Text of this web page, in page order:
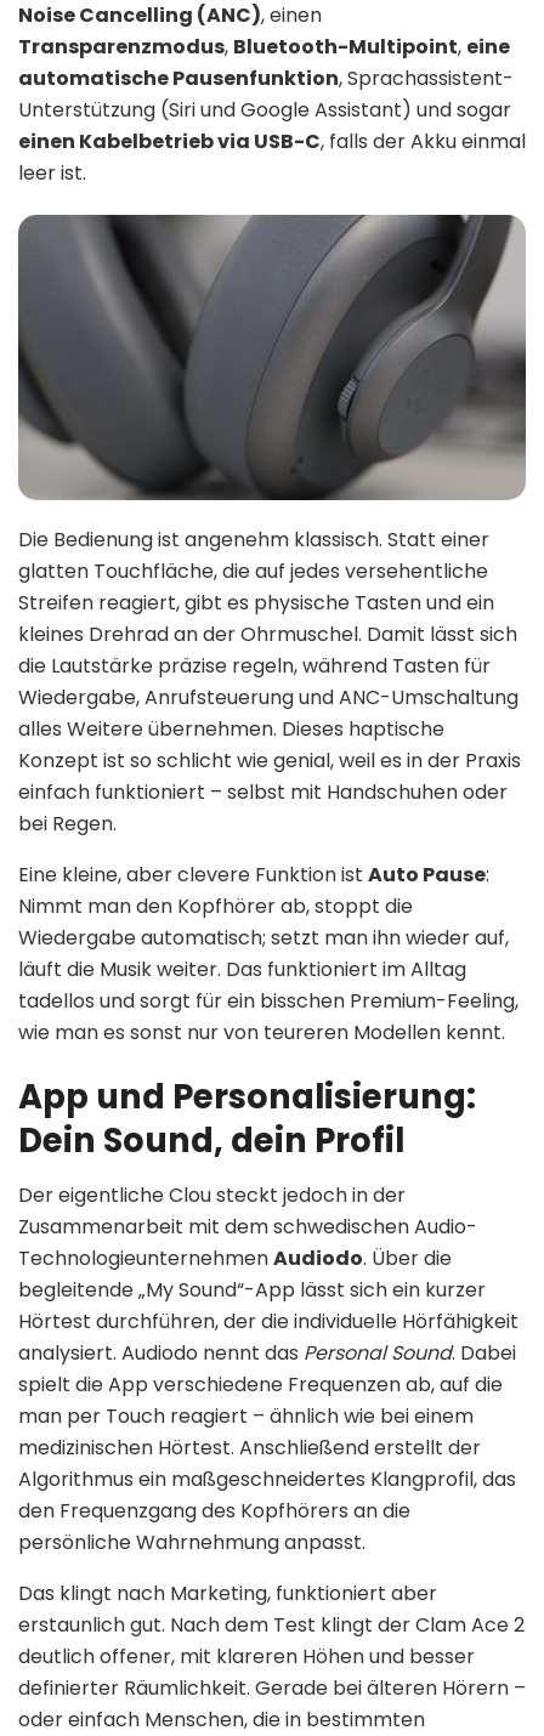
Noise Cancelling (ANC), einen
Transparenzmodus, Bluetooth-Multipoint, eine
automatische Pausenfunktion, Sprachassistent-
Unterstützung (Siri und Google Assistant) und sogar
einen Kabelbetrieb via USB-C, falls der Akku einmal
leer ist.
Die Bedienung ist angenehm klassisch. Statt einer
glatten Touchfläche, die auf jedes versehentliche
Streifen reagiert, gibt es physische Tasten und ein
kleines Drehrad an der Ohrmuschel. Damit lässt sich
die Lautstärke präzise regeln, während Tasten für
Wiedergabe, Anrufsteuerung und ANC-Umschaltung
alles Weitere übernehmen. Dieses haptische
Konzept ist so schlicht wie genial, weil es in der Praxis
einfach funktioniert – selbst mit Handschuhen oder
bei Regen.
Eine kleine, aber clevere Funktion ist Auto Pause:
Nimmt man den Kopfhörer ab, stoppt die
Wiedergabe automatisch; setzt man ihn wieder auf,
läuft die Musik weiter. Das funktioniert im Alltag
tadellos und sorgt für ein bisschen Premium-Feeling,
wie man es sonst nur von teureren Modellen kennt.
App und Personalisierung:
Dein Sound, dein Profil
Der eigentliche Clou steckt jedoch in der
Zusammenarbeit mit dem schwedischen Audio-
TechnologieunternehmenAudiodo. Über die
begleitende „My Sound“-App lässt sich ein kurzer
Hörtest durchführen, der die individuelle Hörfähigkeit
analysiert. Audiodo nennt das Personal Sound. Dabei
spielt die App verschiedene Frequenzen ab, auf die
man per Touch reagiert – ähnlich wie bei einem
medizinischen Hörtest. Anschließend erstellt der
Algorithmus ein maßgeschneidertes Klangprofil, das
den Frequenzgang des Kopfhörers an die
persönliche Wahrnehmung anpasst.
Das klingt nach Marketing, funktioniert aber
erstaunlich gut. Nach dem Test klingt der Clam Ace 2
deutlich offener, mit klareren Höhen und besser
definierter Räumlichkeit. Gerade bei älteren Hörern –
oder einfach Menschen, die in bestimmten